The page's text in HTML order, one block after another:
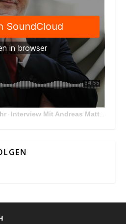
· Interview Mit Andreas Matthä, CEO der ÖBB Holding